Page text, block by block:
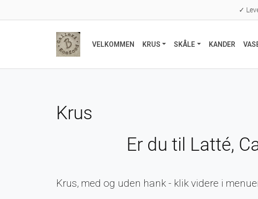
✓
VELKOMMEN KRUS SKÅLE KANDER
Krus
Er du til Latté,
Krus, med og uden hank - klik videre i